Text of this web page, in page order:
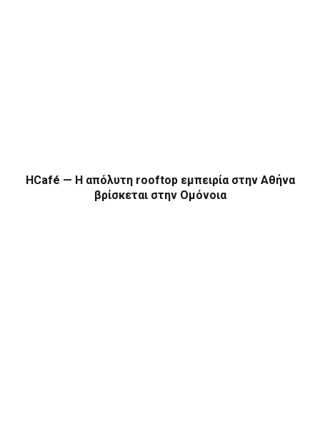
HCafé — Η απόλυτη rooftop εμπειρία στην Αθήνα
βρίσκεται στην Ομόνοια